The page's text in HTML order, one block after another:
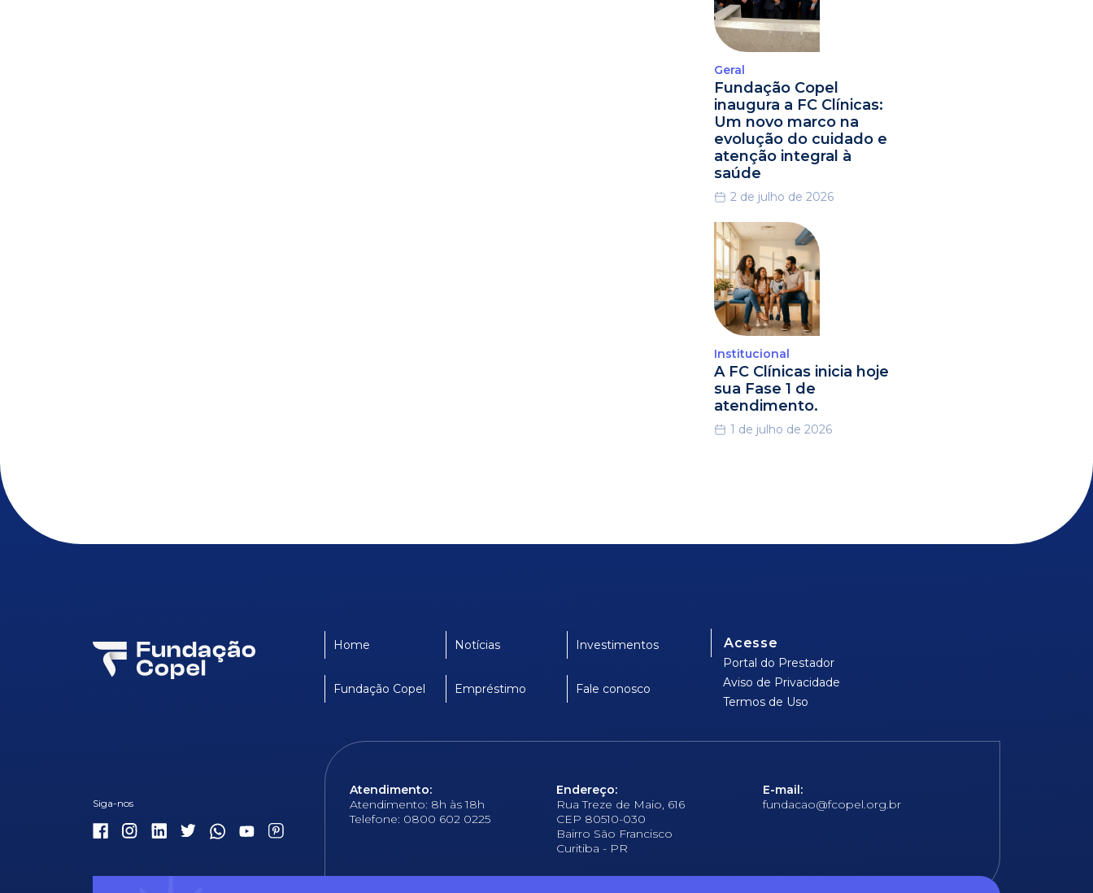
Geral
Fundação Copel
inaugura a FC Clínicas:
Um novo marco na
evolução do cuidado e
atenção integral à
saúde
2 de julho de 2026
Institucional
A FC Clínicas inicia hoje
sua Fase 1 de
atendimento.
1 de julho de 2026
Home Notícias Investimentos
Fundação Copel Empréstimo Fale conosco
Acesse
Portal do Prestador
Aviso de Privacidade
Termos de Uso
Atendimento:
Atendimento: 8h às 18h
Telefone: 0800 602 0225
Endereço:
Rua Treze de Maio, 616
CEP 80510-030
Bairro São Francisco
Curitiba - PR
E-mail:
fundacao@fcopel.org.br